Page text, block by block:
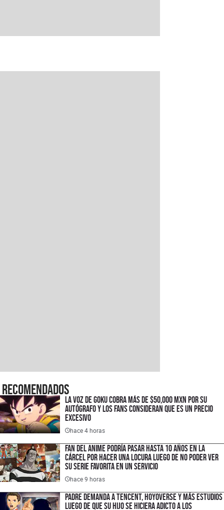
Recomendados
La voz de Goku cobra más de $50,000 MXN por su
autógrafo y los fans consideran que es un precio
excesivo
hace 4 horas
Fan del anime podría pasar hasta 10 años en la
cárcel por hacer una locura luego de no poder ver
su serie favorita en un servicio
hace 9 horas
Padre demanda a Tencent, HoyoVerse y más estudios
luego de que su hijo se hiciera adicto a los